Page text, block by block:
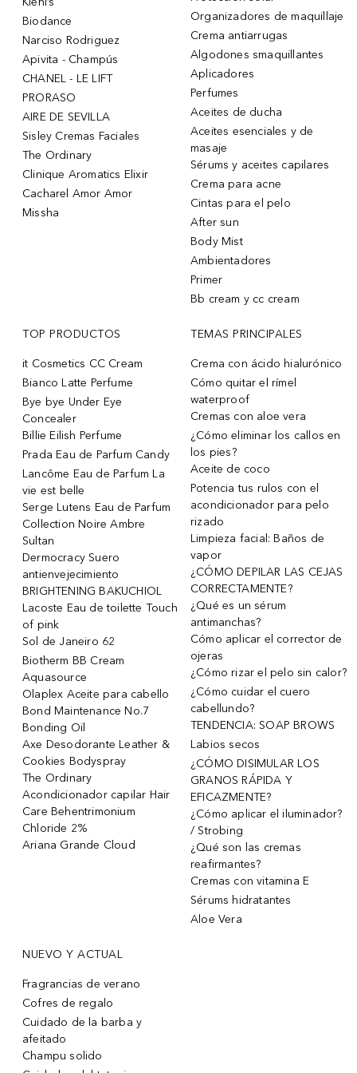
Biodance
Narciso Rodriguez
Apivita - Champús
CHANEL - LE LIFT
PRORASO
AIRE DE SEVILLA
Sisley Cremas Faciales
The Ordinary
Clinique Aromatics Elixir
Cacharel Amor Amor
Missha
Organizadores de maquillaje
Crema antiarrugas
Algodones smaquillantes
Aplicadores
Perfumes
Aceites de ducha
Aceites esenciales y de
masaje
Sérums y aceites capilares
Crema para acne
Cintas para el pelo
After sun
Body Mist
Ambientadores
Primer
Bb cream y cc cream
TOP PRODUCTOS
it Cosmetics CC Cream
Bianco Latte Perfume
Bye bye Under Eye
Concealer
Billie Eilish Perfume
Prada Eau de Parfum Candy
Lancôme Eau de Parfum La
vie est belle
Serge Lutens Eau de Parfum
Collection Noire Ambre
Sultan
Dermocracy Suero
antienvejecimiento
BRIGHTENING BAKUCHIOL
Lacoste Eau de toilette Touch
of pink
Sol de Janeiro 62
Biotherm BB Cream
Aquasource
Olaplex Aceite para cabello
Bond Maintenance No.7
Bonding Oil
Axe Desodorante Leather &
Cookies Bodyspray
The Ordinary
Acondicionador capilar Hair
Care Behentrimonium
Chloride 2%
Ariana Grande Cloud
TEMAS PRINCIPALES
Crema con ácido hialurónico
Cómo quitar el rímel
waterproof
Cremas con aloe vera
¿Cómo eliminar los callos en
los pies?
Aceite de coco
Potencia tus rulos con el
acondicionador para pelo
rizado
Limpieza facial: Baños de
vapor
¿CÓMO DEPILAR LAS CEJAS
CORRECTAMENTE?
¿Qué es un sérum
antimanchas?
Cómo aplicar el corrector de
ojeras
¿Cómo rizar el pelo sin calor?
¿Cómo cuidar el cuero
cabellundo?
TENDENCIA: SOAP BROWS
Labios secos
¿CÓMO DISIMULAR LOS
GRANOS RÁPIDA Y
EFICAZMENTE?
¿Cómo aplicar el iluminador?
/ Strobing
¿Qué son las cremas
reafirmantes?
Cremas con vitamina E
Sérums hidratantes
Aloe Vera
NUEVO Y ACTUAL
Fragrancias de verano
Cofres de regalo
Cuidado de la barba y
afeitado
Champu solido